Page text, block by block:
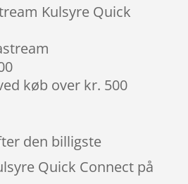
Kulsyre Quick
køb over kr. 500
den billigste
Quick Connect på